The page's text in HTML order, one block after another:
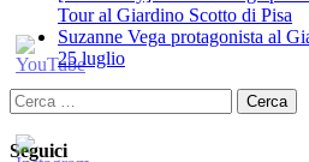
Tour al Giardino Scotto di Pisa
Suzanne Vega protagonista al
25 luglio
Ricerca
per:
Seguici